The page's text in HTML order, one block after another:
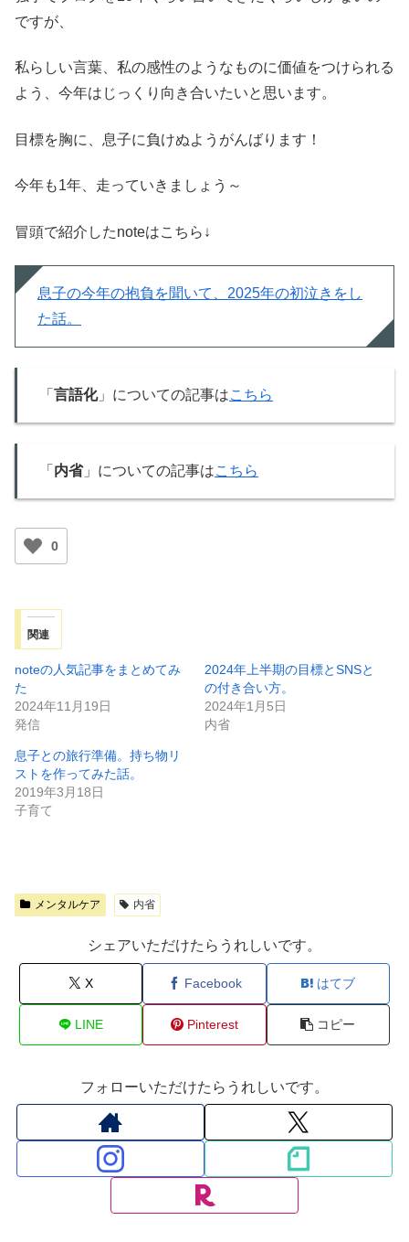
ですが、
私らしい言葉、私の感性のようなものに価値をつけられる
よう、今年はじっくり向き合いたいと思います。
目標を胸に、息子に負けぬようがんばります！
今年も1年、走っていきましょう～
冒頭で紹介したnoteはこちら↓
息子の今年の抱負を聞いて、2025年の初泣きをし
た話。
「 言語化」についての記事はこちら
「 内省」についての記事はこちら
0
関連
noteの人気記事をまとめてみ
た
2024年11月19日
発信
2024年上半期の目標とSNSと
の付き合い方。
2024年1月5日
内省
息子との旅行準備。持ち物リ
ストを作ってみた話。
2019年3月18日
子育て
メンタルケア 内省
シェアいただけたらうれしいです。
X Facebook はてブ
LINE Pinterest コピー
フォローいただけたらうれしいです。